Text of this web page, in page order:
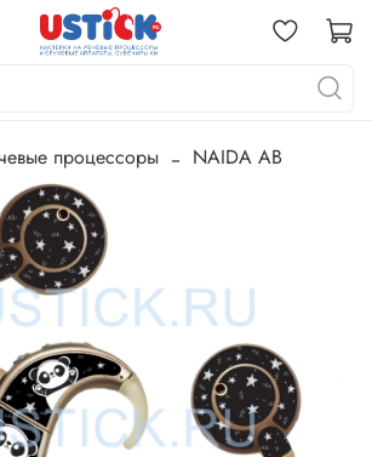
процессоры NAIDA AB